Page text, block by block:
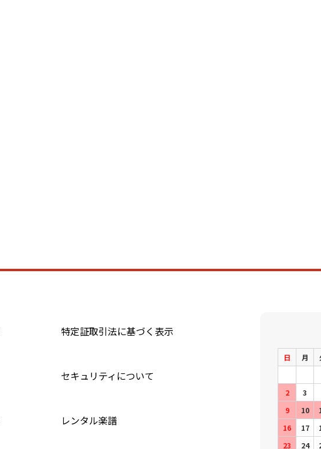
特定証取引法に基づく表示
セキュリティについて
レンタル楽譜
日 月
2 3
9
10
16
17
23
24